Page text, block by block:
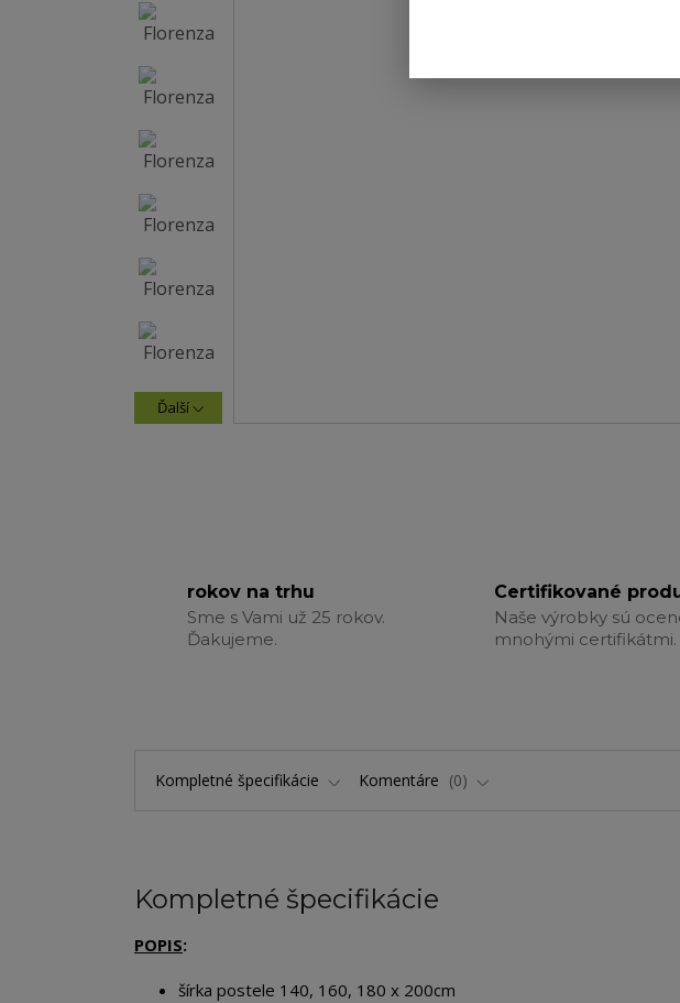
Ďalší
rokov na trhu
Sme s Vami už 25 rokov.
Ďakujeme.
Certifikované
Naše výrobky sú
mnohými certifikátmi.
Kompletné špecifikácie Komentáre 0
Kompletné špecifikácie
POPIS:
šírka postele 140, 160, 180 x 200cm